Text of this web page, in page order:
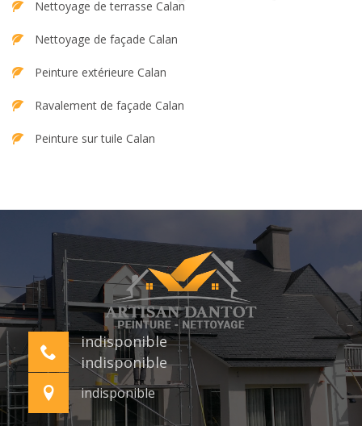
Nettoyage de terrasse Calan
Nettoyage de façade Calan
Peinture extérieure Calan
Ravalement de façade Calan
Peinture sur tuile Calan
indisponible
indisponible
indisponible